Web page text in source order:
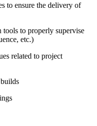
to ensure the delivery of
tools to properly supervise
etc.)
related to project